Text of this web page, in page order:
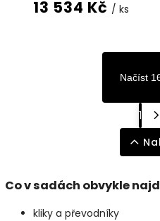
13 534 Kč / ks
Načíst
1
Covsadách obvykle
kliky a převodníky